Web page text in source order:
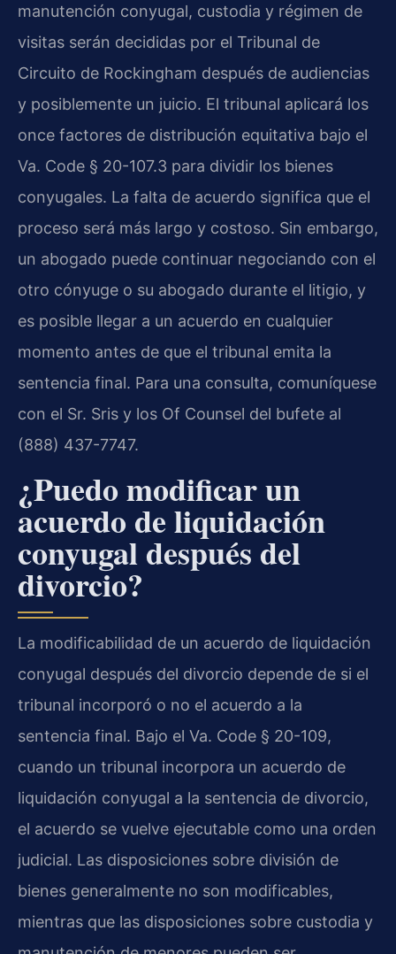
manutención conyugal, custodia y régimen de
visitas serán decididas por el Tribunal de
Circuito de Rockingham después de audiencias
y posiblemente un juicio. El tribunal aplicará los
once factores de distribución equitativa bajo el
Va. Code § 20-107.3 para dividir los bienes
conyugales. La falta de acuerdo significa que el
proceso será más largo y costoso. Sin embargo,
un abogado puede continuar negociando con el
otro cónyuge o su abogado durante el litigio, y
es posible llegar a un acuerdo en cualquier
momento antes de que el tribunal emita la
sentencia final. Para una consulta, comuníquese
con el Sr. Sris y los Of Counsel del bufete al
(888) 437-7747.
¿Puedo modificar un
acuerdo de liquidación
conyugal después del
divorcio?
La modificabilidad de un acuerdo de liquidación
conyugal después del divorcio depende de si el
tribunal incorporó o no el acuerdo a la
sentencia final. Bajo el Va. Code § 20-109,
cuando un tribunal incorpora un acuerdo de
liquidación conyugal a la sentencia de divorcio,
el acuerdo se vuelve ejecutable como una orden
judicial. Las disposiciones sobre división de
bienes generalmente no son modificables,
mientras que las disposiciones sobre custodia y